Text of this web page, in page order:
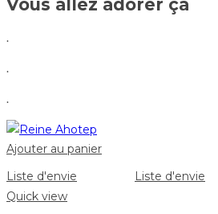
Vous allez adorer ça
.
.
.
Ajouter au panier
Liste d'envie
Liste d'envie
Quick view